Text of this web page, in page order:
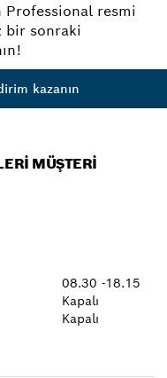
Professional resmi
bir sonraki
kazanın
MÜŞTERI
08.30 -18.15
Kapalı
Kapalı